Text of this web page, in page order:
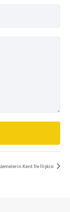
Kent İle İlişkisi